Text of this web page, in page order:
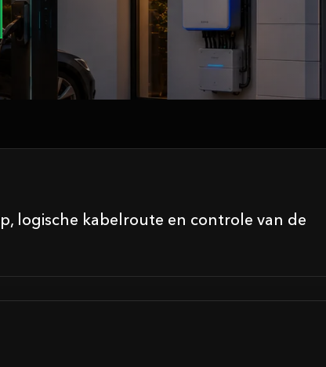
logische kabelroute en controle van de